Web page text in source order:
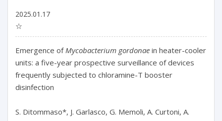
2025.01.17
☆
Emergence of Mycobacterium gordonae in heater-cooler
units: a five-year prospective surveillance of devices
frequently subjected to chloramine-T booster
disinfection
S. Ditommaso*, J. Garlasco, G. Memoli, A. Curtoni, A.